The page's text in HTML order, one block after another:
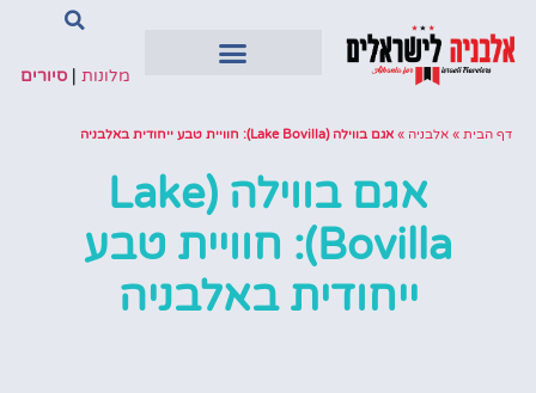
מלונות |סיורים
דף הבית » אלבניה » אגם בווילה (Lake Bovilla): חוויית טבע ייחודית באלבניה
אגם בווילה (Lake
Bovilla): חוויית טבע
ייחודית באלבניה